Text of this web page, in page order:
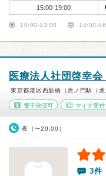
15:00-19:00
10:00-13:00 14:00-
医療法人社団啓幸会
東京都港区西新橋（虎ノ門駅（
電子決済可 マイナ受付
夜（〜20:00）
3件